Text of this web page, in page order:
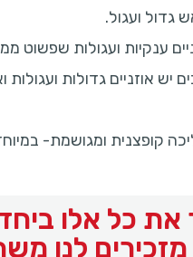
גדול ועגול.
ענקיות ועגולות שפשוט
יש אוזניים גדולות ועגולות
קופצנית ומגושמת-
כל אלו
לנו